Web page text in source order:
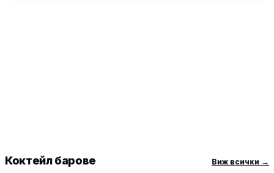
Коктейл барове Виж всички →